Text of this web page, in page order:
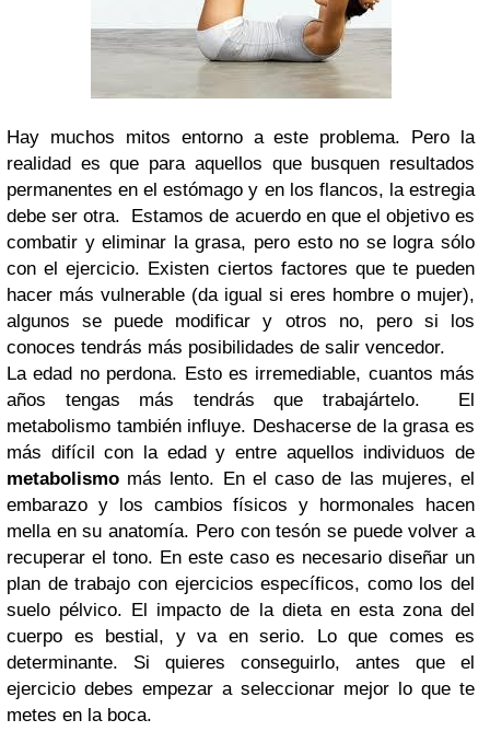
Hay muchos mitos entorno a este problema. Pero la
realidad es que para aquellos que busquen resultados
permanentes en el estómago y en los flancos, la estregia
debe ser otra. Estamos de acuerdo en que el objetivo es
combatir y eliminar la grasa, pero esto no se logra sólo
con el ejercicio. Existen ciertos factores que te pueden
hacer más vulnerable (da igual si eres hombre o mujer),
algunos se puede modificar y otros no, pero si los
conoces tendrás más posibilidades de salir vencedor.
La edad no perdona. Esto es irremediable, cuantos más
años tengas más tendrás que trabajártelo. El
metabolismo también influye. Deshacerse de la grasa es
más difícil con la edad y entre aquellos individuos de
metabolismo más lento. En el caso de las mujeres, el
embarazo y los cambios físicos y hormonales hacen
mella en su anatomía. Pero con tesón se puede volver a
recuperar el tono. En este caso es necesario diseñar un
plan de trabajo con ejercicios específicos, como los del
suelo pélvico. El impacto de la dieta en esta zona del
cuerpo es bestial, y va en serio. Lo que comes es
determinante. Si quieres conseguirlo, antes que el
ejercicio debes empezar a seleccionar mejor lo que te
metes en la boca.